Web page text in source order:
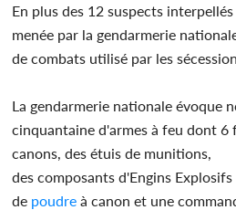
En plus des 12 suspects
menée par la gendarmerie
de combats utilisé par les
La gendarmerie nationale évoque
cinquantaine d'armes à feu dont 6
canons, des étuis de munitions,
des composants d'Engins Explosifs
de poudre à canon et une